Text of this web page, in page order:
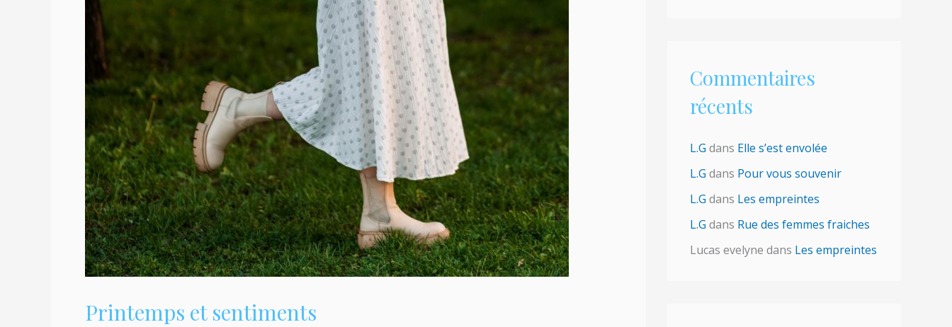
Printemps et sentiments
Commentaires
récents
L.G dans Elle s’est envolée
L.G dans Pour vous souvenir
L.G dans Les empreintes
L.G dans Rue des femmes fraiches
Lucas evelyne dans Les empreintes